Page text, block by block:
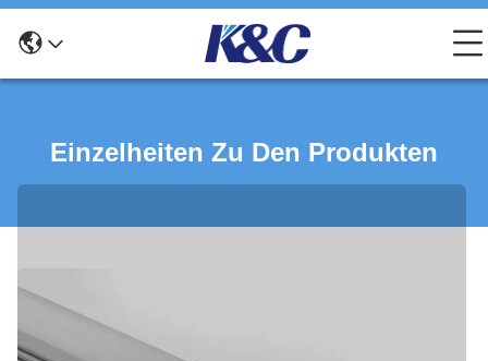
Einzelheiten Zu Den Produkten